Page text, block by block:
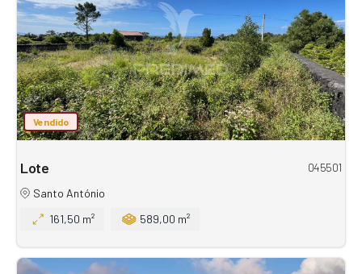
Vendido
Lote
045501
Santo António
161,50 m²
589,00 m²